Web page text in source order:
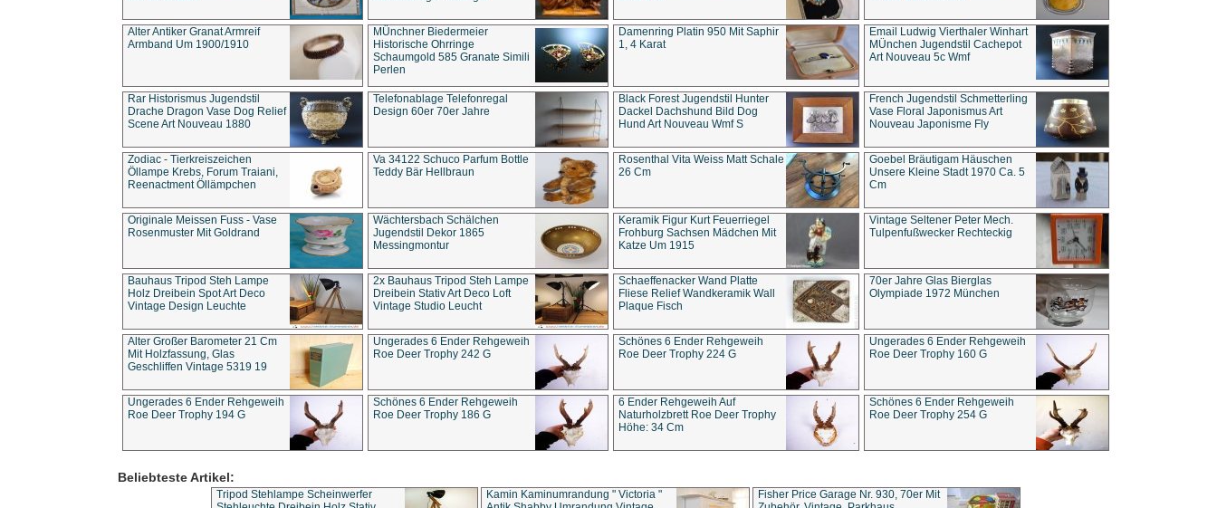
Alter Antiker Granat Armreif
Armband Um 1900/1910
MÜnchner Biedermeier
Historische Ohrringe
Schaumgold 585 Granate Simili
Perlen
Damenring Platin 950 Mit Saphir
1, 4 Karat
Email Ludwig Vierthaler Winhart
MÜnchen Jugendstil Cachepot
Art Nouveau 5c Wmf
Rar Historismus Jugendstil
Drache Dragon Vase Dog Relief
Scene Art Nouveau 1880
Telefonablage Telefonregal
Design 60er 70er Jahre
Black Forest Jugendstil Hunter
Dackel Dachshund Bild Dog
Hund Art Nouveau Wmf S
French Jugendstil Schmetterling
Vase Floral Japonismus Art
Nouveau Japonisme Fly
Zodiac - Tierkreiszeichen
Öllampe Krebs, Forum Traiani,
Reenactment Öllämpchen
Va 34122 Schuco Parfum Bottle
Teddy Bär Hellbraun
Rosenthal Vita Weiss Matt Schale
26 Cm
Goebel Bräutigam Häuschen
Unsere Kleine Stadt 1970 Ca. 5
Cm
Originale Meissen Fuss - Vase
Rosenmuster Mit Goldrand
Wächtersbach Schälchen
Jugendstil Dekor 1865
Messingmontur
Keramik Figur Kurt Feuerriegel
Frohburg Sachsen Mädchen Mit
Katze Um 1915
Vintage Seltener Peter Mech.
Tulpenfußwecker Rechteckig
Bauhaus Tripod Steh Lampe
Holz Dreibein Spot Art Deco
Vintage Design Leuchte
2x Bauhaus Tripod Steh Lampe
Dreibein Stativ Art Deco Loft
Vintage Studio Leucht
Schaeffenacker Wand Platte
Fliese Relief Wandkeramik Wall
Plaque Fisch
70er Jahre Glas Bierglas
Olympiade 1972 München
Alter Großer Barometer 21 Cm
Mit Holzfassung, Glas
Geschliffen Vintage 5319 19
Ungerades 6 Ender Rehgeweih
Roe Deer Trophy 242 G
Schönes 6 Ender Rehgeweih
Roe Deer Trophy 224 G
Ungerades 6 Ender Rehgeweih
Roe Deer Trophy 160 G
Ungerades 6 Ender Rehgeweih
Roe Deer Trophy 194 G
Schönes 6 Ender Rehgeweih
Roe Deer Trophy 186 G
6 Ender Rehgeweih Auf
Naturholzbrett Roe Deer Trophy
Höhe: 34 Cm
Schönes 6 Ender Rehgeweih
Roe Deer Trophy 254 G
Beliebteste Artikel:
Tripod Stehlampe Scheinwerfer
Kamin Kaminumrandung " Victoria "
Fisher Price Garage Nr. 930, 70er Mit